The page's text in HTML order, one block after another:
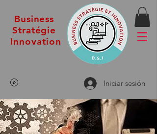
Business
Stratégie
Innovation
Iniciar sesión